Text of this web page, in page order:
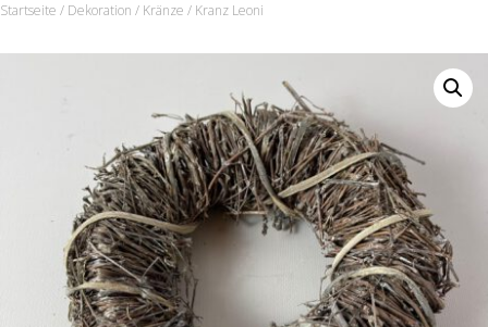
U
M
S
E
N
Startseite / Dekoration / Kränze / Kranz Leoni